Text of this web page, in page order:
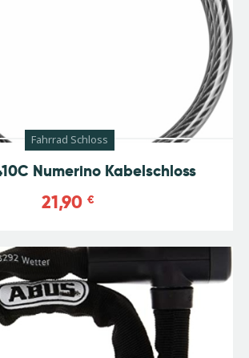
Fahrrad Schloss
Numerino Kabelschloss
21,90 €